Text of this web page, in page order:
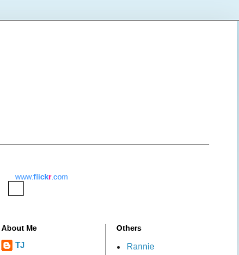
www.flickr.com
About Me
TJ
Others
Rannie